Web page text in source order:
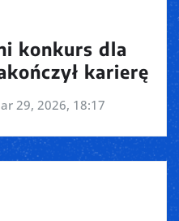
konkurs dla
karierę
29, 2026, 18:17